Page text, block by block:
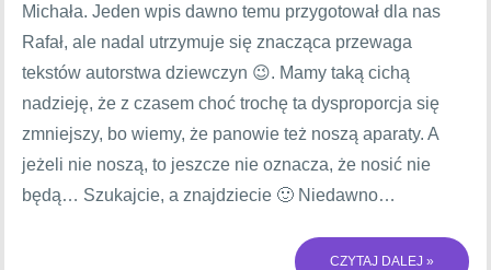
Michała. Jeden wpis dawno temu przygotował dla nas
Rafał, ale nadal utrzymuje się znacząca przewaga
tekstów autorstwa dziewczyn 😉. Mamy taką cichą
nadzieję, że z czasem choć trochę ta dysproporcja się
zmniejszy, bo wiemy, że panowie też noszą aparaty. A
jeżeli nie noszą, to jeszcze nie oznacza, że nosić nie
będą… Szukajcie, a znajdziecie 🙂 Niedawno…
CZYTAJ DALEJ »